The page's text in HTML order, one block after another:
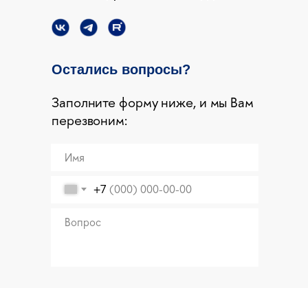
Заполните форму ниже, и мы Вам
перезвоним:
Остались вопросы?
+7